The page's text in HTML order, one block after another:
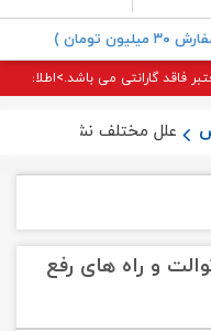
تومان )
فاقد گارانتی می باشد.>اطلاعات
علل مختلف نشتی سیفون
و راه های رفع